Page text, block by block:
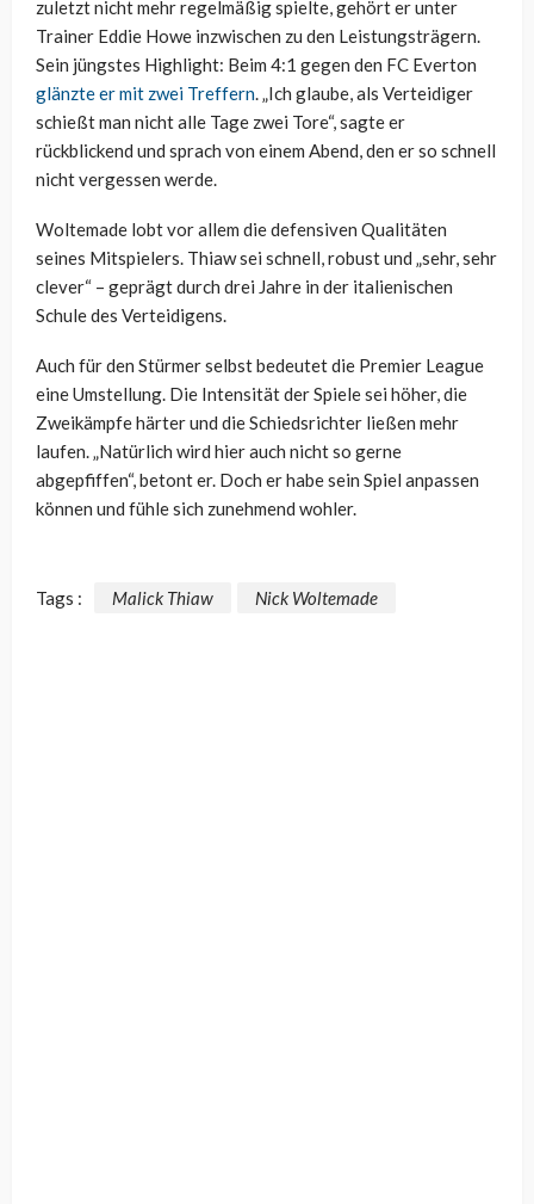
zuletzt nicht mehr regelmäßig spielte, gehört er unter
Trainer Eddie Howe inzwischen zu den Leistungsträgern.
Sein jüngstes Highlight: Beim 4:1 gegen den FC Everton
glänzte er mit zwei Treffern. „Ich glaube, als Verteidiger
schießt man nicht alle Tage zwei Tore“, sagte er
rückblickend und sprach von einem Abend, den er so schnell
nicht vergessen werde.
Woltemade lobt vor allem die defensiven Qualitäten
seines Mitspielers. Thiaw sei schnell, robust und „sehr, sehr
clever“ – geprägt durch drei Jahre in der italienischen
Schule des Verteidigens.
Auch für den Stürmer selbst bedeutet die Premier League
eine Umstellung. Die Intensität der Spiele sei höher, die
Zweikämpfe härter und die Schiedsrichter ließen mehr
laufen. „Natürlich wird hier auch nicht so gerne
abgepfiffen“, betont er. Doch er habe sein Spiel anpassen
können und fühle sich zunehmend wohler.
Tags : Malick Thiaw Nick Woltemade